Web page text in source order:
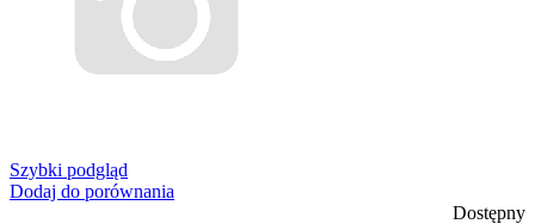
Szybki podgląd
Dodaj do porównania
Dostępny